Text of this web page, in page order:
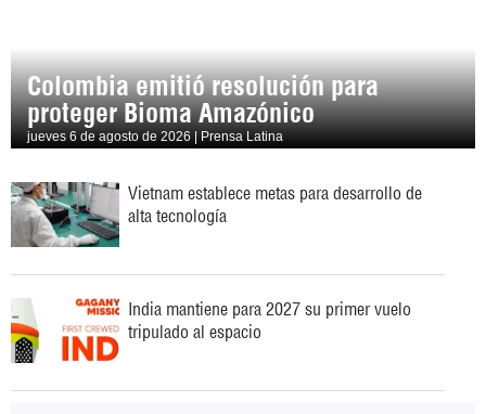
Colombia emitió resolución para
proteger Bioma Amazónico
jueves 6 de agosto de 2026 | Prensa Latina
Vietnam establece metas para desarrollo de
alta tecnología
India mantiene para 2027 su primer vuelo
tripulado al espacio